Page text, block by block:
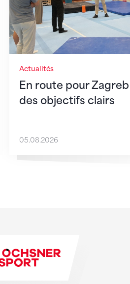
Actualités
En route pour
des objectifs clairs
05.08.2026